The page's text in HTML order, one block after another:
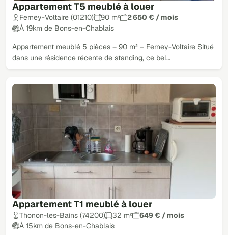
Appartement T5 meublé à louer
Ferney-Voltaire (01210) 90 m²
2 650 € / mois
À 19km de Bons-en-Chablais
Appartement meublé 5 pièces – 90 m² – Ferney-Voltaire Situé
dans une résidence récente de standing, ce bel…
Appartement T1 meublé à louer
Thonon-les-Bains (74200) 32 m²
649 € / mois
À 15km de Bons-en-Chablais